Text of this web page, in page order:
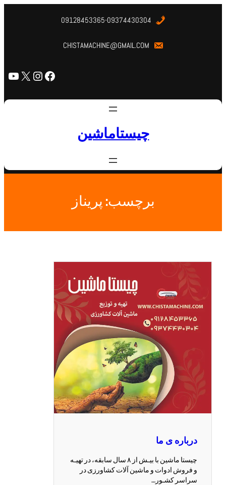
09128453365-09374430304
CHISTAMACHINE@GMAIL.COM
چیستاماشین
برچسب:پریناز
درباره ی ما
چیستا ماشین با بیـش از ۸ سال سابقه، در تهیـه
و فروش ادوات و ماشین آلات کشاورزی در
سراسر کشـور…